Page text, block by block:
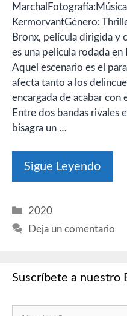
KermorvantGénero:
Bronx, película dirigida y
es una película rodada
Aquel escenario es el
afecta tanto a los
encargada de acabar con
Entre dos bandas rivales
bisagra un …
Sigue Leyendo
Categorías
2020
Deja un comentario
Suscríbete a nuestro